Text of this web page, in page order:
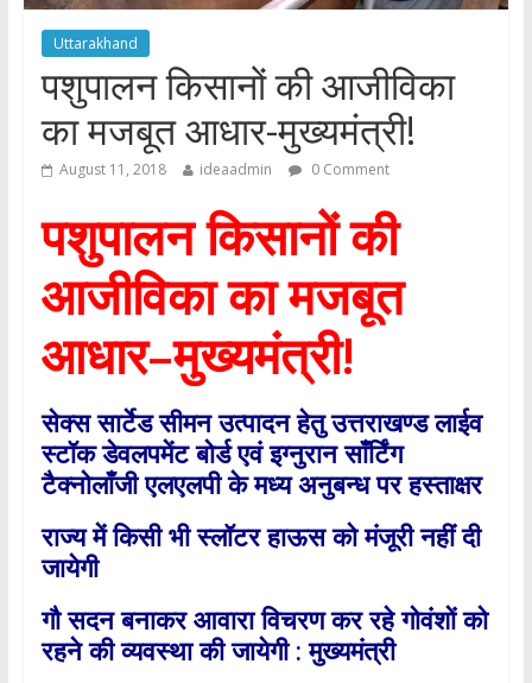
Uttarakhand
पशुपालन किसानों की आजीविका
का मजबूत आधार-मुख्यमंत्री!
August 11, 2018 ideaadmin 0 Comment
पशुपालन किसानों की
आजीविका का मजबूत
आधार–मुख्यमंत्री!
सेक्स सार्टेड सीमन उत्पादन हेतु उत्तराखण्ड लाईव
स्टॉक डेवलपमेंट बोर्ड एवं इग्नुरान साँर्टिंग
टैक्नोलाँजी एलएलपी के मध्य अनुबन्ध पर हस्ताक्षर
राज्य में किसी भी स्लॉटर हाऊस को मंजूरी नहीं दी
जायेगी
गौ सदन बनाकर आवारा विचरण कर रहे गोवंशों को
रहने की व्यवस्था की जायेगी : मुख्यमंत्री